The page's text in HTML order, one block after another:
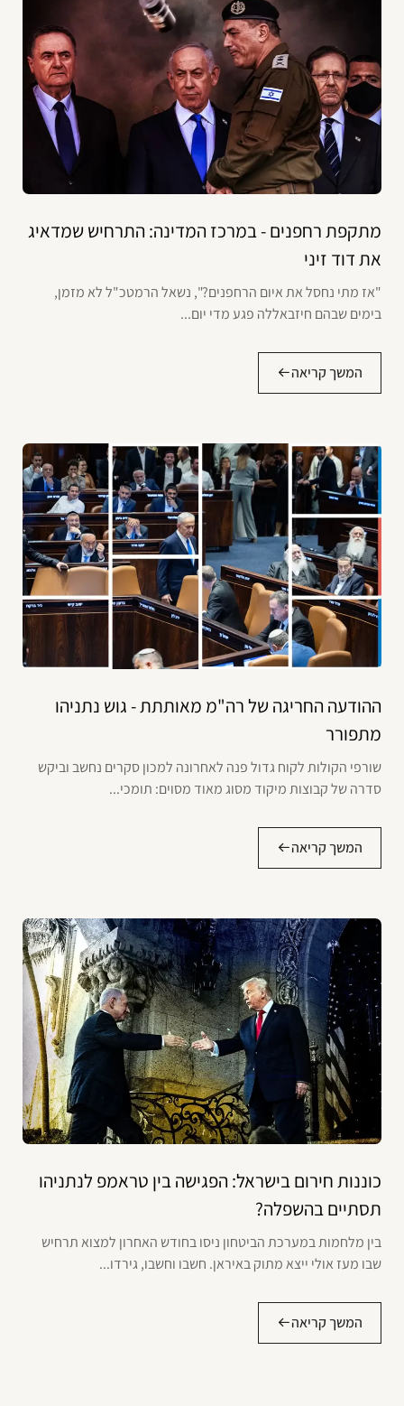
מתקפת רחפנים - במרכז המדינה: התרחיש שמדאיג
את דוד זיני
"אז מתי נחסל את איום הרחפנים?", נשאל הרמטכ"ל לא מזמן,
בימים שבהם חיזבאללה פגע מדי יום...
המשך קריאה
ההודעה החריגה של רה"מ מאותתת - גוש נתניהו
מתפורר
שורפי הקולות לקוח גדול פנה לאחרונה למכון סקרים נחשב וביקש
סדרה של קבוצות מיקוד מסוג מאוד מסוים: תומכי...
המשך קריאה
כוננות חירום בישראל: הפגישה בין טראמפ לנתניהו
תסתיים בהשפלה?
בין מלחמות במערכת הביטחון ניסו בחודש האחרון למצוא תרחיש
שבו מעז אולי ייצא מתוק באיראן. חשבו וחשבו, גירדו...
המשך קריאה